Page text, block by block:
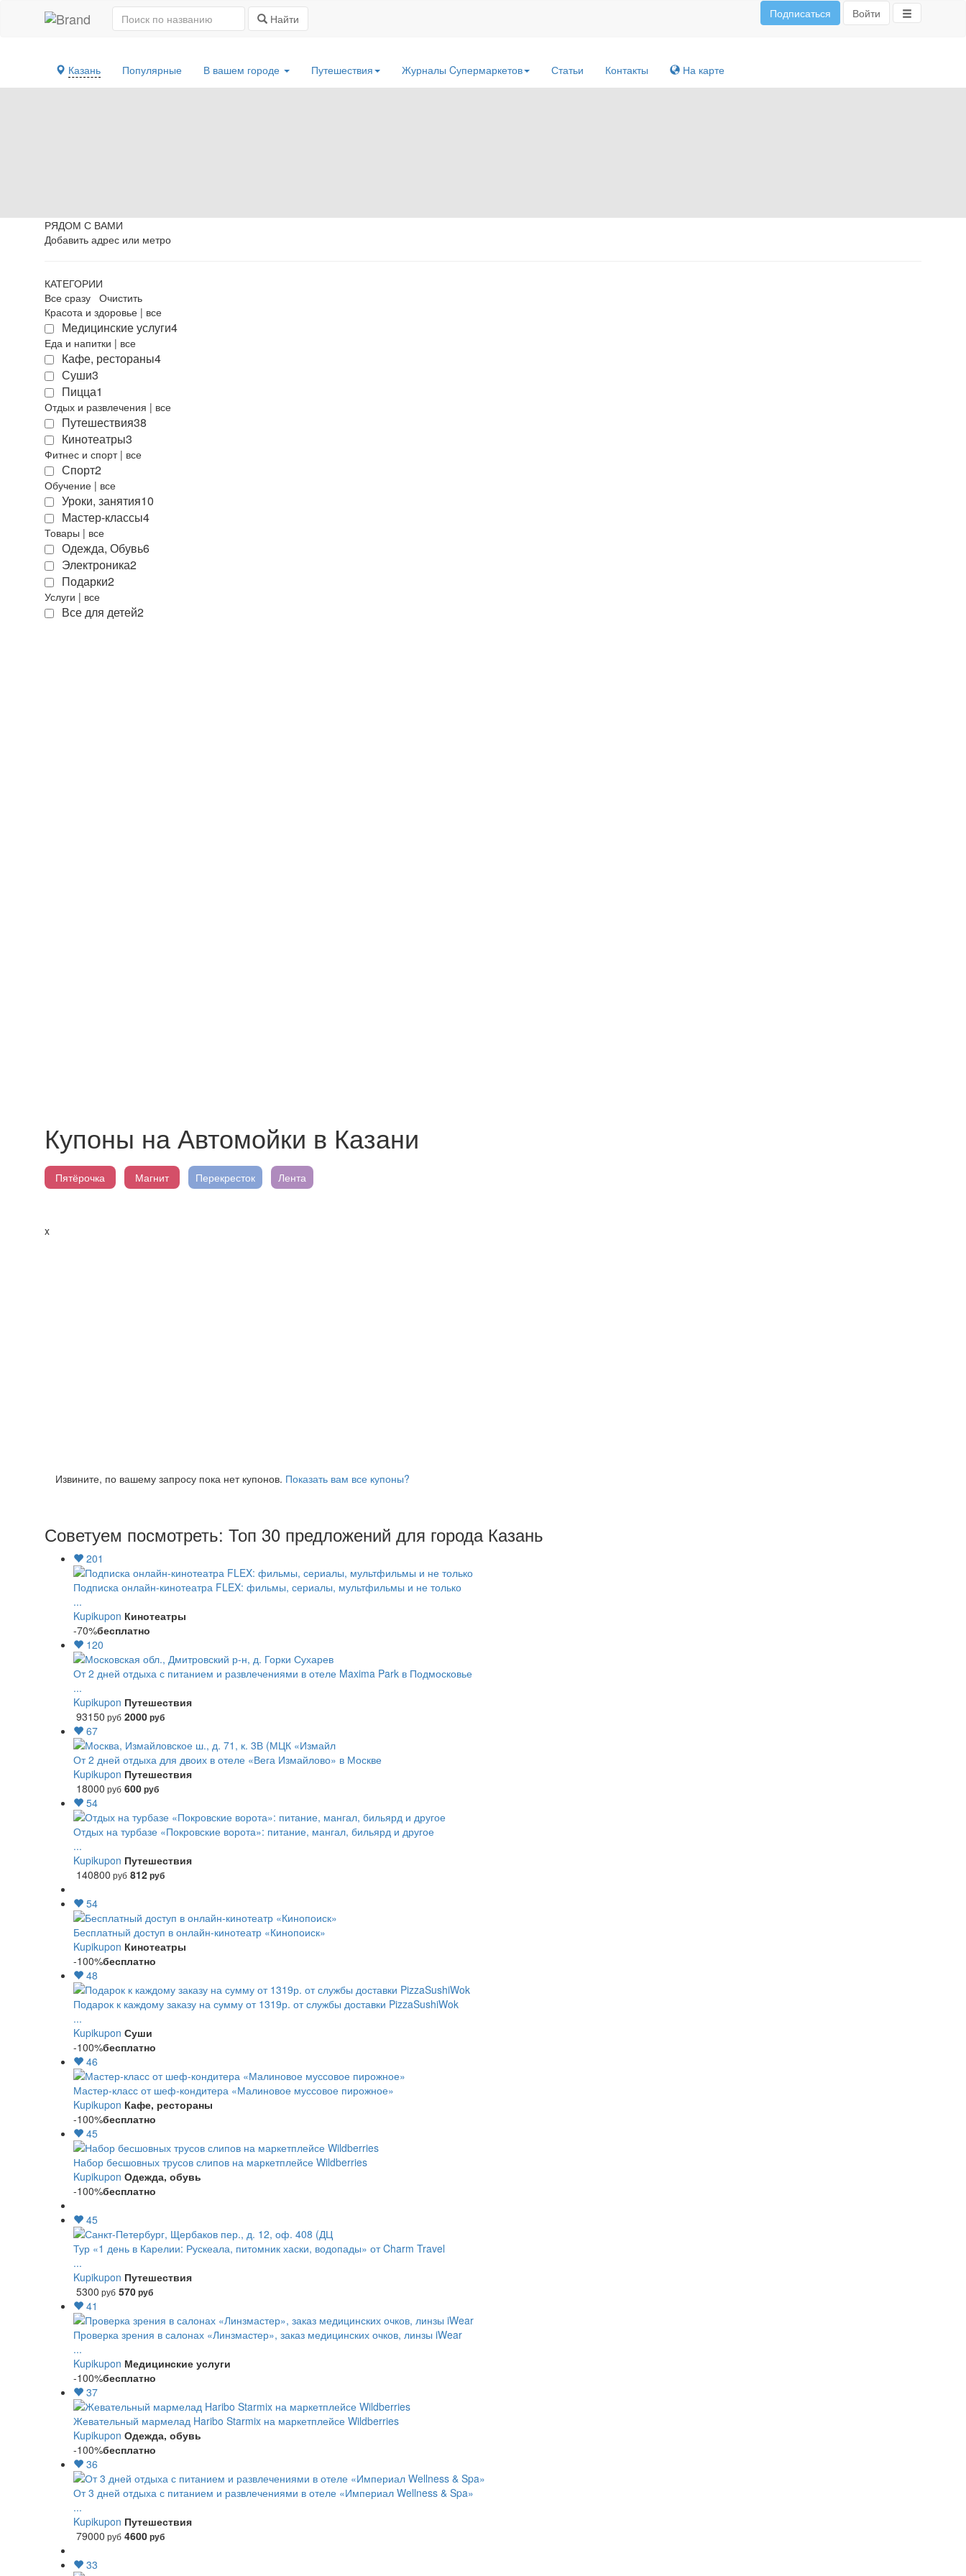
Найти Подписаться Войти
Казань Популярные В вашем городе Путешествия Журналы Cупермаркетов Статьи Контакты На карте
РЯДОМ С ВАМИ
Добавить адрес или метро
КАТЕГОРИИ
Все сразу Очистить
Красота и здоровье | все
Медицинские услуги4
Еда и напитки | все
Кафе, рестораны4
Суши3
Пицца1
Отдых и развлечения | все
Путешествия38
Кинотеатры3
Фитнес и спорт | все
Спорт2
Обучение | все
Уроки, занятия10
Мастер-классы4
Товары | все
Одежда, Обувь6
Электроника2
Подарки2
Услуги | все
Все для детей2
Купоны на Автомойки в Казани
Пятёрочка Магнит Перекресток Лента
x
Извините, по вашему запросу пока нет купонов. Показать вам все купоны?
Советуем посмотреть: Топ 30 предложений для города Казань
201
Подписка онлайн-кинотеатра FLEX: фильмы, сериалы, мультфильмы и не только
...
Kupikupon Кинотеатры
-70%бесплатно
120
От 2 дней отдыха с питанием и развлечениями в отеле Maxima Park в Подмосковье
...
Kupikupon Путешествия
93150 руб 2000руб
67
От 2 дней отдыха для двоих в отеле «Вега Измайлово» в Москве
Kupikupon Путешествия
18000 руб 600руб
54
Отдых на турбазе «Покровские ворота»: питание, мангал, бильярд и другое
...
Kupikupon Путешествия
140800 руб 812руб
54
Бесплатный доступ в онлайн-кинотеатр «Кинопоиск»
Kupikupon Кинотеатры
-100%бесплатно
48
Подарок к каждому заказу на сумму от 1319р. от службы доставки PizzaSushiWok
...
Kupikupon Суши
-100%бесплатно
46
Мастер-класс от шеф-кондитера «Малиновое муссовое пирожное»
Kupikupon Кафе, рестораны
-100%бесплатно
45
Набор бесшовных трусов слипов на маркетплейсе Wildberries
Kupikupon Одежда, обувь
-100%бесплатно
45
Тур «1 день в Карелии: Рускеала, питомник хаски, водопады» от Charm Travel
...
Kupikupon Путешествия
5300 руб 570руб
41
Проверка зрения в салонах «Линзмастер», заказ медицинских очков, линзы iWear
...
Kupikupon Медицинские услуги
-100%бесплатно
37
Жевательный мармелад Haribo Starmix на маркетплейсе Wildberries
Kupikupon Одежда, обувь
-100%бесплатно
36
От 3 дней отдыха с питанием и развлечениями в отеле «Империал Wellness & Spa»
...
Kupikupon Путешествия
79000 руб 4600руб
33